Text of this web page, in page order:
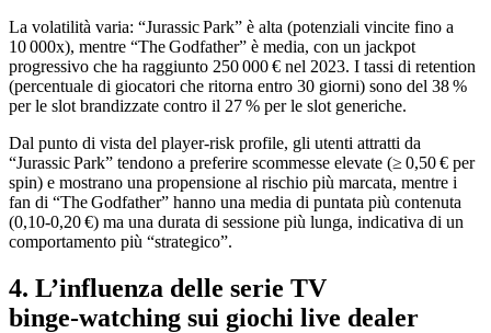
La volatilità varia: “Jurassic Park” è alta (potenziali vincite fino a
10 000x), mentre “The Godfather” è media, con un jackpot
progressivo che ha raggiunto 250 000 € nel 2023. I tassi di retention
(percentuale di giocatori che ritorna entro 30 giorni) sono del 38 %
per le slot brandizzate contro il 27 % per le slot generiche.
Dal punto di vista del player‑risk profile, gli utenti attratti da
“Jurassic Park” tendono a preferire scommesse elevate (≥ 0,50 € per
spin) e mostrano una propensione al rischio più marcata, mentre i
fan di “The Godfather” hanno una media di puntata più contenuta
(0,10‑0,20 €) ma una durata di sessione più lunga, indicativa di un
comportamento più “strategico”.
4. L’influenza delle serie TV
binge‑watching sui giochi live dealer